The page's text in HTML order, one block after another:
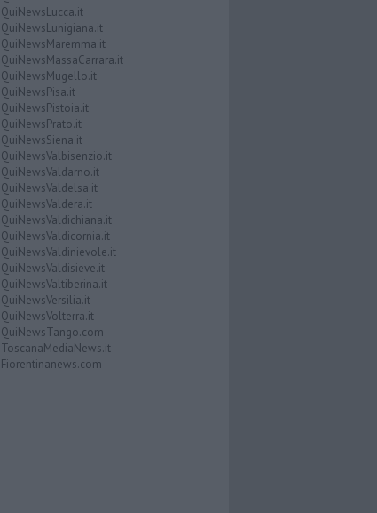
QuiNewsLucca.it
QuiNewsLunigiana.it
QuiNewsMaremma.it
QuiNewsMassaCarrara.it
QuiNewsMugello.it
QuiNewsPisa.it
QuiNewsPistoia.it
QuiNewsPrato.it
QuiNewsSiena.it
QuiNewsValbisenzio.it
QuiNewsValdarno.it
QuiNewsValdelsa.it
QuiNewsValdera.it
QuiNewsValdichiana.it
QuiNewsValdicornia.it
QuiNewsValdinievole.it
QuiNewsValdisieve.it
QuiNewsValtiberina.it
QuiNewsVersilia.it
QuiNewsVolterra.it
QuiNewsTango.com
ToscanaMediaNews.it
Fiorentinanews.com